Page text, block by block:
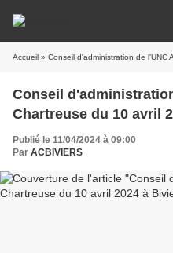
Accueil » Conseil d'administration de l'UNC
Conseil
Chartreuse du 10 avril
Publié le 11/04/2024 à 09:00
Par ACBIVIERS